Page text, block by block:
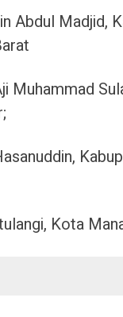
Abdul Madjid,
Muhammad
Kota